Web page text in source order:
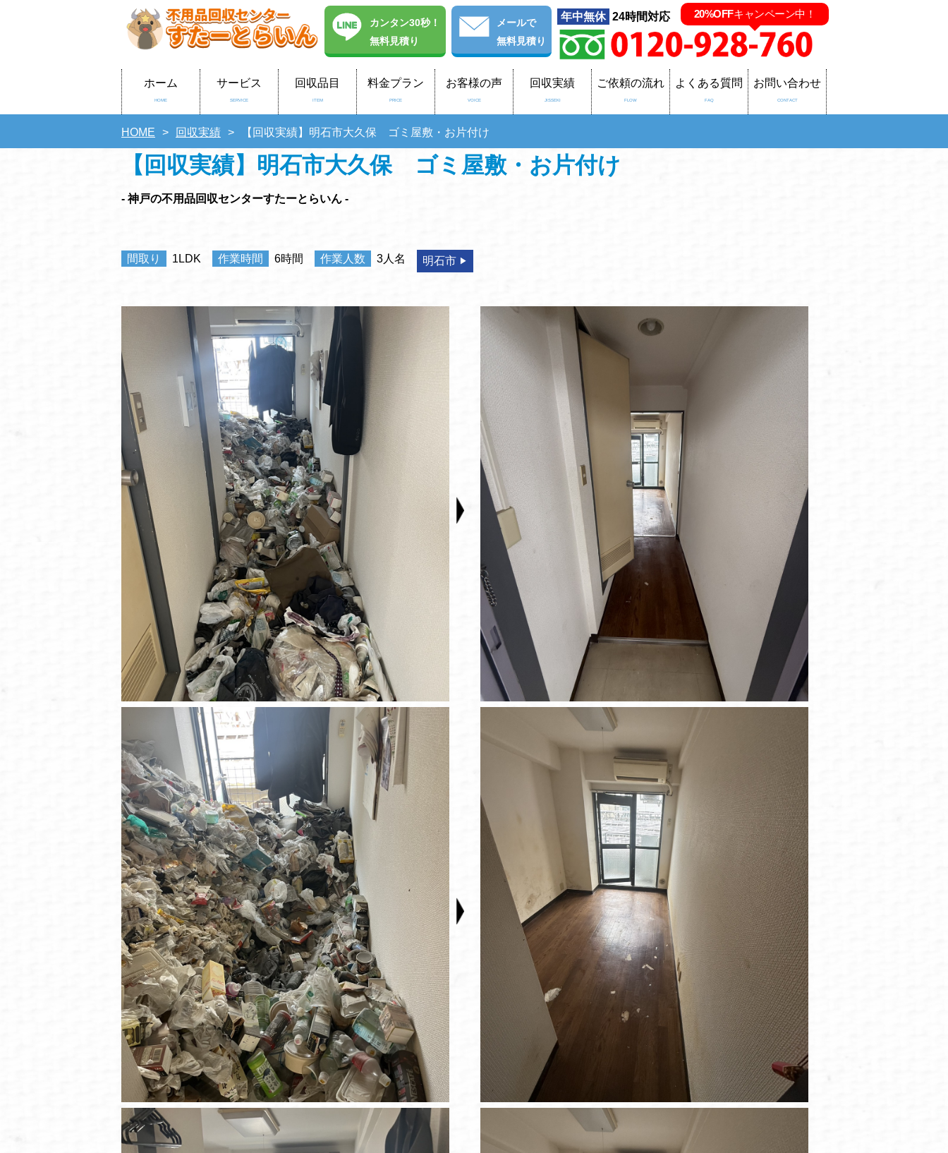
カンタン30秒！
無料見積り
メールで
無料見積り
年中無休 24時間対応 20%OFFキャンペーン中！
ホーム
HOME
サービス
SERVICE
回収品目
ITEM
料金プラン
PRICE
お客様の声
VOICE
回収実績
JISSEKI
ご依頼の流れ
FLOW
よくある質問
FAQ
お問い合わせ
CONTACT
HOME 回収実績 【回収実績】明石市大久保 ゴミ屋敷・お片付け
【回収実績】明石市大久保 ゴミ屋敷・お片付け
- 神戸の不用品回収センターすたーとらいん -
間取り 1LDK 作業時間 6時間 作業人数 3人名 明石市